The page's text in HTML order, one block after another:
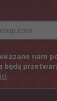
nam
będą
.